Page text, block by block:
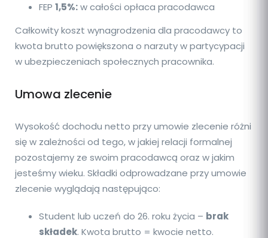
FEP 1,5%:w całości opłaca pracodawca
Całkowity koszt wynagrodzenia dla pracodawcy to
kwota brutto powiększona o narzuty w partycypacji
w ubezpieczeniach społecznych pracownika.
Umowa zlecenie
Wysokość dochodu netto przy umowie zlecenie różni
się w zależności od tego, w jakiej relacji formalnej
pozostajemy ze swoim pracodawcą oraz w jakim
jesteśmy wieku. Składki odprowadzane przy umowie
zlecenie wyglądają następująco:
Student lub uczeń do 26. roku życia – brak
składek. Kwota brutto = kwocie netto.